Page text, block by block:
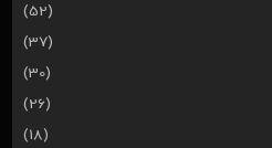
(52)
(37)
(30)
(26)
(18)